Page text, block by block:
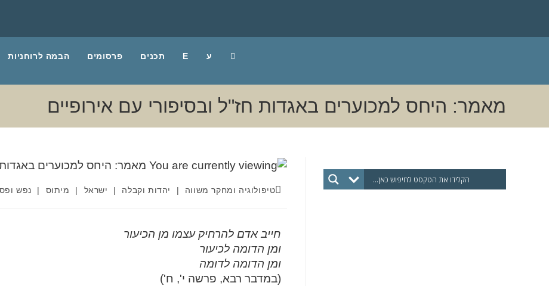
הבמה לרוחניות פרסומים תכנים E ע
מאמר: היחס למכוערים באגדות חז"ל ובסיפורי עם אירופיים
טיפולוגיה ומחקר משווה | יהדות וקבלה | ישראל | מיתוס | נפש
חייב אדם להרחיק עצמו מן הכיעור
ומן הדומה לכיעור
ומן הדומה לדומה
(במדבר רבא, פרשה י', ח')